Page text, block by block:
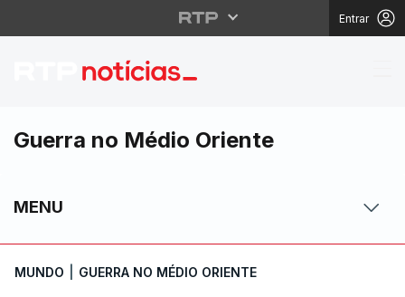
Entrar
Hamas já libertou
Guerra no Médio Oriente
MENU
MUNDO GUERRA NO MÉDIO ORIENTE